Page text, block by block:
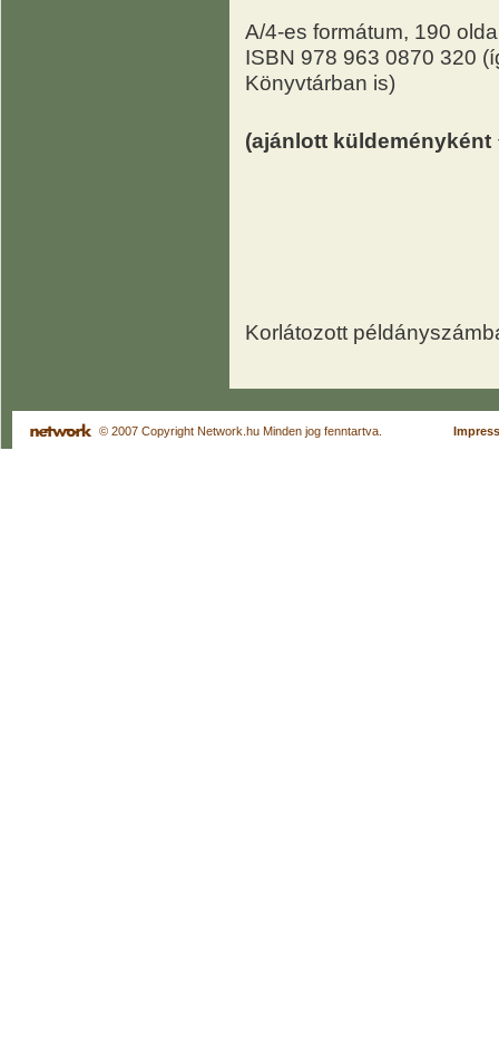
A/4-es formátum, 190
ISBN 978 963 0870 320
Könyvtárban is)
(ajánlott küldeményként
Korlátozott
© 2007 Copyright Network.hu Minden jog fenntartva.